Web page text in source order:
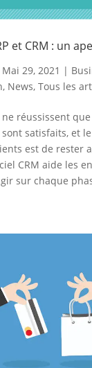
et CRM : un
Mai 29, 2021 |
, News, Tous les
réussissent
satisfaits, et
est de rester
CRM aide les
sur chaque